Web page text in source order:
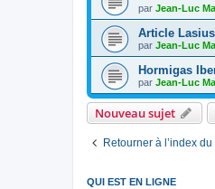
par Jean-Luc
Article
par Jean-Luc
Hormigas
par Jean-Luc
Nouveau sujet
Retourner à l’index
QUI EST EN LIGNE